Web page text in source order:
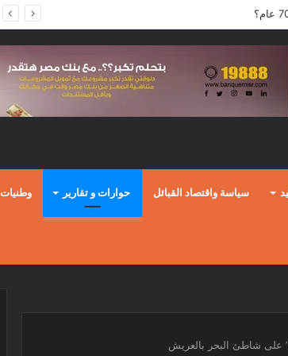
سياسة واقتصاد القبائل حوارات و تقارير وطنيات
على شاطئ البحر بالعريش